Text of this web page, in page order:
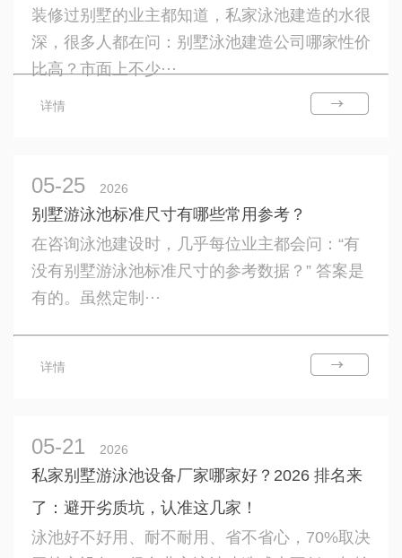
装修过别墅的业主都知道，私家泳池建造的水很
深，很多人都在问：别墅泳池建造公司哪家性价
比高？市面上不少···
详情
05-25 2026
别墅游泳池标准尺寸有哪些常用参考？
在咨询泳池建设时，几乎每位业主都会问：“有
没有别墅游泳池标准尺寸的参考数据？” 答案是
有的。虽然定制···
详情
05-21 2026
私家别墅游泳池设备厂家哪家好？2026 排名来
了：避开劣质坑，认准这几家！
泳池好不好用、耐不耐用、省不省心，70%取决